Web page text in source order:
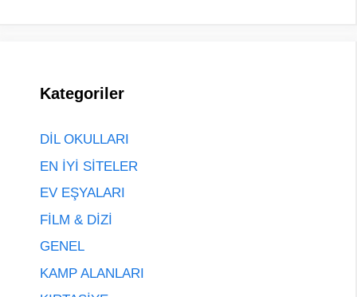
Kategoriler
DİL OKULLARI
EN İYİ SİTELER
EV EŞYALARI
FİLM & DİZİ
GENEL
KAMP ALANLARI